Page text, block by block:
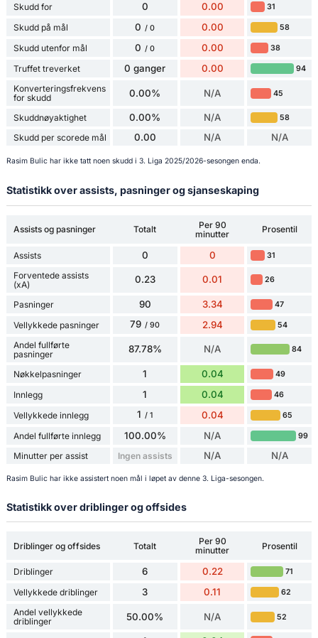
Skudd for 0 0.00 31
Skudd på mål 0 / 0 0.00 58
Skudd utenfor mål 0 / 0 0.00 38
Truffet treverket 0 ganger 0.00 94
Konverteringsfrekvens
for skudd
0.00% N/A 45
Skuddnøyaktighet 0.00% N/A 58
Skudd per scorede mål 0.00 N/A N/A
Rasim Bulic har ikke tatt noen skudd i 3. Liga 2025/2026-sesongen enda.
Statistikk over assists, pasninger og sjanseskaping
Assists og pasninger Totalt
Per 90
minutter
Prosentil
Assists 0 0 31
Forventede assists
(xA)
0.23 0.01 26
Pasninger 90 3.34 47
Vellykkede pasninger 79 / 90 2.94 54
Andel fullførte
pasninger
87.78% N/A 84
Nøkkelpasninger 1 0.04 49
Innlegg 1 0.04 46
Vellykkede innlegg 1 / 1 0.04 65
Andel fullførte innlegg 100.00% N/A 99
Minutter per assist Ingen assists N/A N/A
Rasim Bulic har ikke assistert noen mål i løpet av denne 3. Liga-sesongen.
Statistikk over driblinger og offsides
Driblinger og offsides Totalt
Per 90
minutter
Prosentil
Driblinger 6 0.22 71
Vellykkede driblinger 3 0.11 62
Andel vellykkede
driblinger
50.00% N/A 52